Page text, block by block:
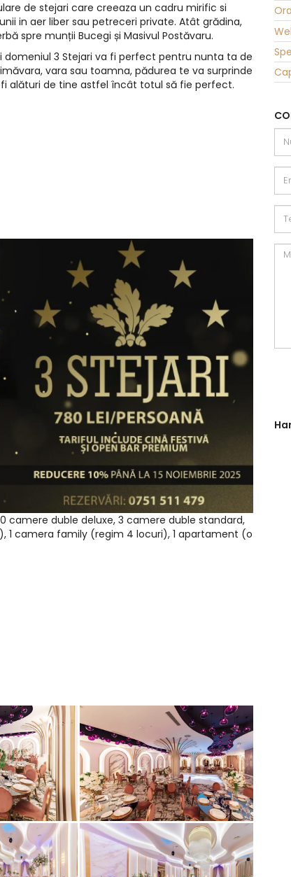
de stejari care creeaza un cadru mirific si
in aer liber sau petreceri private. Atât grădina,
spre munții Bucegi și Masivul Postăvaru.
domeniul 3 Stejari va fi perfect pentru nunta ta de
vara sau toamna, pădurea te va surprinde
alături de tine astfel încât totul să fie perfect.
camere duble deluxe, 3 camere duble standard,
1 camera family (regim 4 locuri), 1 apartament (o